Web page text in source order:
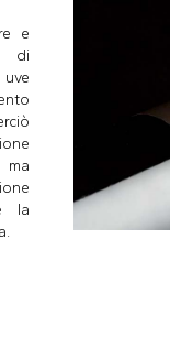
e
di
ma
la